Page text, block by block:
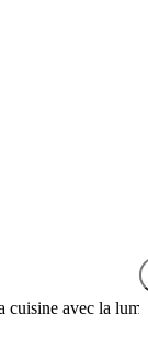
cuisine avec la